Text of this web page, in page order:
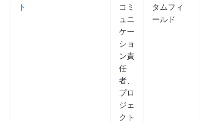
ト
コミ
ュニ
ケー
ショ
ン責
任
者、
プロ
ジェ
クト
タムフィ
ールド